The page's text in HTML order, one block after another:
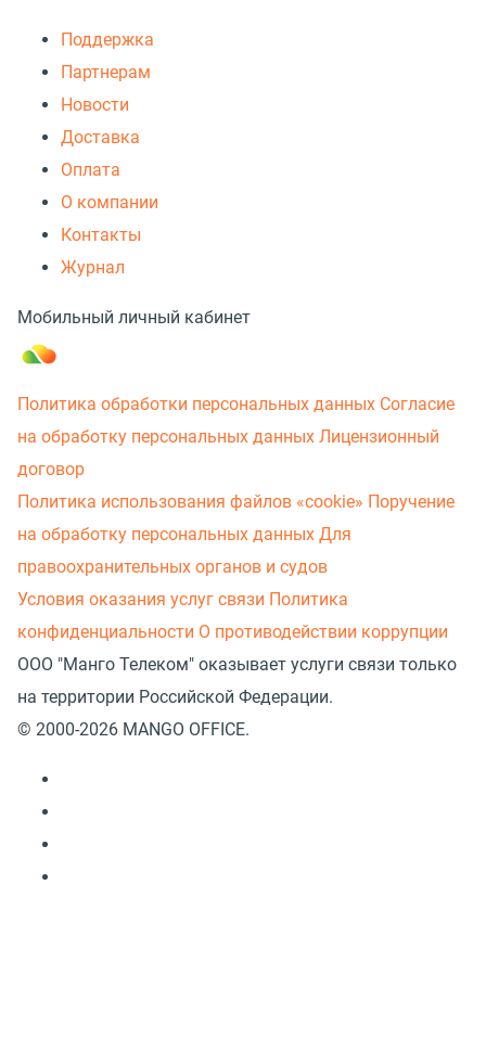
Поддержка
Партнерам
Новости
Доставка
Оплата
О компании
Контакты
Журнал
Мобильный личный кабинет
Политика обработки персональных данных Согласие
на обработку персональных данных Лицензионный
договор
Политика использования файлов «cookie» Поручение
на обработку персональных данных Для
правоохранительных органов и судов
Условия оказания услуг связи Политика
конфиденциальности О противодействии коррупции
ООО "Манго Телеком" оказывает услуги связи только
на территории Российской Федерации.
© 2000-2026 MANGO OFFICE.